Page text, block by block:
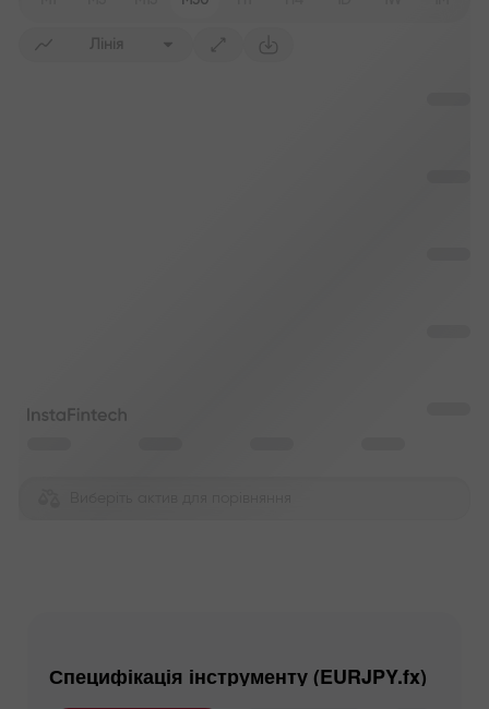
Лінія
Специфікація інструменту (EURJPY.fx)